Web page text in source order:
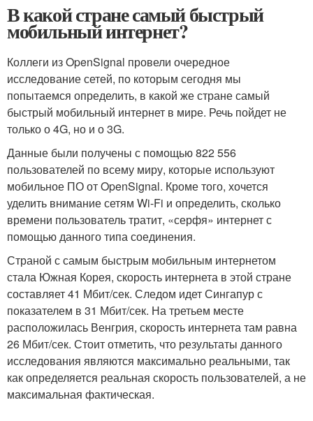
В какой стране самый быстрый
мобильный интернет?
Коллеги из OpenSignal провели очередное
исследование сетей, по которым сегодня мы
попытаемся определить, в какой же стране самый
быстрый мобильный интернет в мире. Речь пойдет не
только о 4G, но и о 3G.
Данные были получены с помощью 822 556
пользователей по всему миру, которые используют
мобильное ПО от OpenSignal. Кроме того, хочется
уделить внимание сетям Wi-Fi и определить, сколько
времени пользователь тратит, «серфя» интернет с
помощью данного типа соединения.
Страной с самым быстрым мобильным интернетом
стала Южная Корея, скорость интернета в этой стране
составляет 41 Мбит/сек. Следом идет Сингапур с
показателем в 31 Мбит/сек. На третьем месте
расположилась Венгрия, скорость интернета там равна
26 Мбит/сек. Стоит отметить, что результаты данного
исследования являются максимально реальными, так
как определяется реальная скорость пользователей, а не
максимальная фактическая.